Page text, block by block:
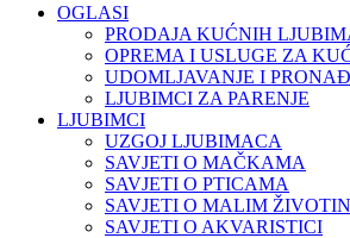
OGLASI
PRODAJA KUĆNIH
OPREMA I USLUGE ZA
UDOMLJAVANJE I
LJUBIMCI ZA PARENJE
LJUBIMCI
UZGOJ LJUBIMACA
SAVJETI O MAČKAMA
SAVJETI O PTICAMA
SAVJETI O MALIM
SAVJETI O AKVARISTICI